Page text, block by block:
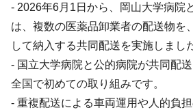
- 2026年6月1日から、岡山大学病院
は、複数の医薬品卸業者の配送物を
して納入する共同配送を実施しまし
- 国立大学病院と公的病院が共同配送
全国で初めての取り組みです。
- 重複配送による車両運用や人的負